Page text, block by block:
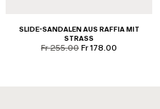
SLIDE-SANDALEN AUS RAFFIA MIT
STRASS
product.price.original
Fr 255.00 product.price.sale
Fr 178.00